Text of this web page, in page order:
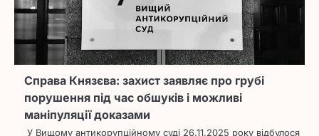
Справа Князєва: захист заявляє про грубі
порушення під час обшуків і можливі
маніпуляції доказами
У Вищому антикорупційному суді 26.11.2025 року відбулося